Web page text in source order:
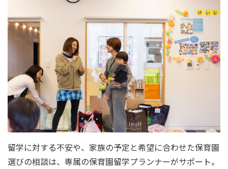
留学に対する不安や、家族の予定と希望に合わせた保育園
選びの相談は、専属の保育園留学プランナーがサポート。